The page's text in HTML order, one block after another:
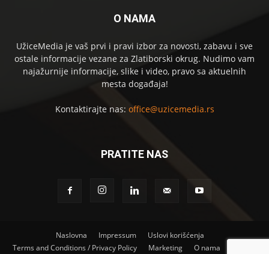
O NAMA
UžiceMedia je vaš prvi i pravi izbor za novosti, zabavu i sve
ostale informacije vezane za Zlatiborski okrug. Nudimo vam
najažurnije informacije, slike i video, pravo sa aktuelnih
mesta događaja!
Kontaktirajte nas: office@uzicemedia.rs
PRATITE NAS
Naslovna Impressum
Uslovi korišćenja
Terms and Conditions / Privacy Policy
Marketing O nama